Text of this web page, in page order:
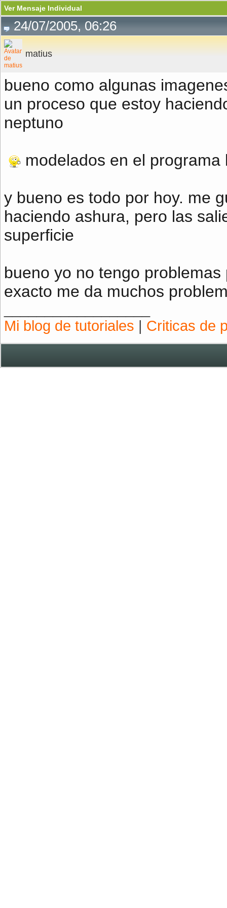
Ver Mensaje Individual
24/07/2005, 06:26
matius
bueno como algunas
un proceso que estoy
neptuno
modelados en el programa
y bueno es todo por hoy. me
haciendo ashura, pero las
superficie
bueno yo no tengo
exacto me da muchos
Mi blog de tutoriales | Criticas de